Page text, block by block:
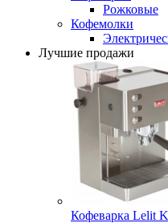
Рожковые
Кофемолки
Лучшие продажи
Кофеварка Lelit